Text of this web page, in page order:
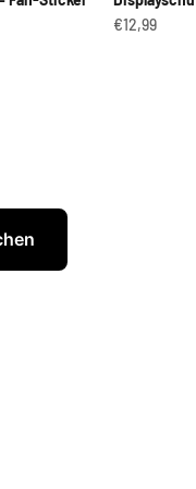
Angebot
€12,99